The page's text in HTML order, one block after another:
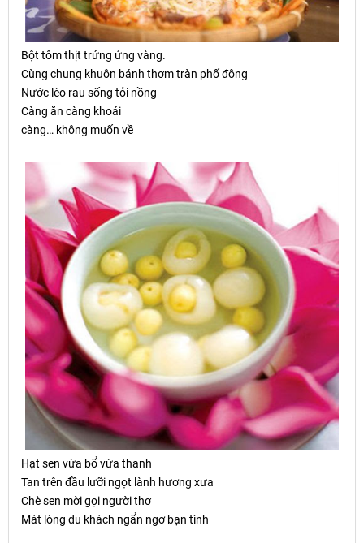
Bột tôm thịt trứng ửng vàng.
Cùng chung khuôn bánh thơm tràn phốđông
Nước lèo rau sống tỏi nồng
Càng ăn càng khoái
càng… không muốn về
Hạt sen vừa bổvừa thanh
Tan trên đầu lưỡi ngọt lành hương xưa
Chè sen mời gọi người thơ
Mát lòng du khách ngẩn ngơ bạn tình